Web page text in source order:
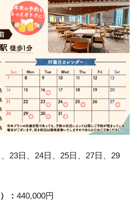
23日、24日、25日、27日、29
： 440,000円